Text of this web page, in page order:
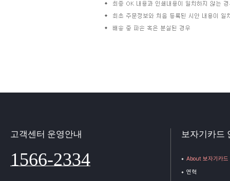
고객센터 운영안내
1566-2334
보자기카드
About 보자기카드
연혁